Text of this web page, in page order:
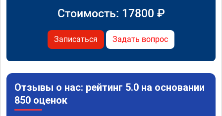
Стоимость: 17800 ₽
Записаться Задать вопрос
Отзывы о нас: рейтинг 5.0 на основании
850 оценок